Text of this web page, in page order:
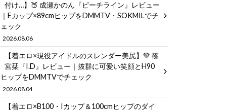
付け…】🍑 成瀬かのん『ピーチライン』レビュー
｜Eカップ×89cmヒップをDMMTV・SOKMILでチ
ェック
2026.08.06
【着エロ×現役アイドルのスレンダー美尻】💚 篠
宮栞『I.D』レビュー｜抜群に可愛い笑顔とH90
ヒップをDMMTVでチェック
2026.08.04
【着エロ×B100・Iカップ＆100cmヒップのダイ